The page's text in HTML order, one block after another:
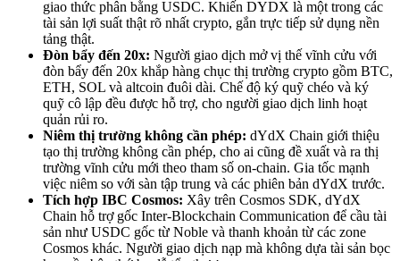
giao thức phân bằng USDC. Khiến DYDX là một trong các
tài sản lợi suất thật rõ nhất crypto, gắn trực tiếp sử dụng nền
tảng thật.
Đòn bẩy đến 20x: Người giao dịch mở vị thế vĩnh cửu với
đòn bẩy đến 20x khắp hàng chục thị trường crypto gồm BTC,
ETH, SOL và altcoin đuôi dài. Chế độ ký quỹ chéo và ký
quỹ cô lập đều được hỗ trợ, cho người giao dịch linh hoạt
quản rủi ro.
Niêm thị trường không cần phép: dYdX Chain giới thiệu
tạo thị trường không cần phép, cho ai cũng đề xuất và ra thị
trường vĩnh cửu mới theo tham số on-chain. Gia tốc mạnh
việc niêm so với sàn tập trung và các phiên bản dYdX trước.
Tích hợp IBC Cosmos: Xây trên Cosmos SDK, dYdX
Chain hỗ trợ gốc Inter-Blockchain Communication để cầu tài
sản như USDC gốc từ Noble và thanh khoản từ các zone
Cosmos khác. Người giao dịch nạp mà không dựa tài sản bọc